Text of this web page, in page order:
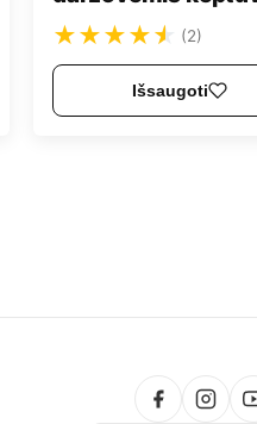
★★★★★ (2)
Išsaugoti